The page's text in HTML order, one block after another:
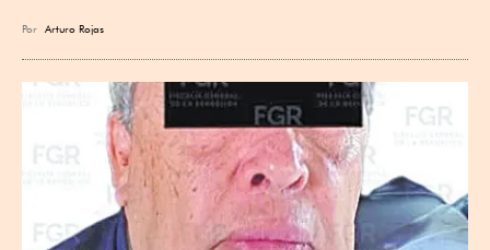
Por Arturo Rojas